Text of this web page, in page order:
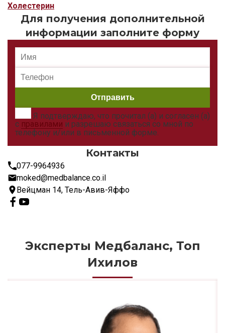
Холестерин
Для получения дополнительной
информации заполните форму
Я подтверждаю, что прочитал (а) и согласен (а)
с правилами и разрешаю связаться со мной по
телефону и/или в письменной форме.
Контакты
077-9964936
moked@medbalance.co.il
Вейцман 14, Тель-Авив-Яффо
Эксперты Медбаланс, Топ
Ихилов